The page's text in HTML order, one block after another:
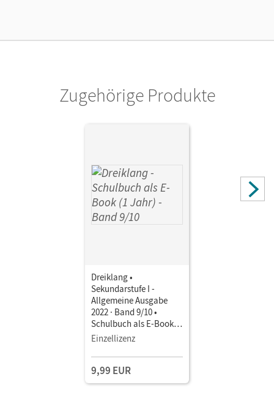
Cornelsen Verlag
Zugehörige Produkte
Dreiklang •
Sekundarstufe I -
Allgemeine Ausgabe
2022 · Band 9/10 •
Schulbuch als E-Book (1
Jahr) Mit Medien
Einzellizenz
9,99 EUR